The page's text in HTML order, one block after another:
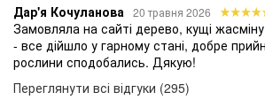
Дар'я Кочуланова
20 травня 2026
Замовляла на сайті дерево, кущі жасміну
- все дійшло у гарному стані, добре
рослини сподобались. Дякую!
Переглянути всі відгуки (295)